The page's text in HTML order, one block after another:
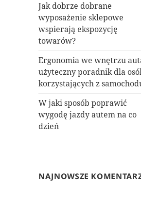
Jak dobrze dobrane
wyposażenie sklepowe
wspierają ekspozycję
towarów?
Ergonomia we wnętrzu
użyteczny poradnik dla
korzystających z
W jaki sposób poprawić
wygodę jazdy autem na co
dzień
NAJNOWSZE